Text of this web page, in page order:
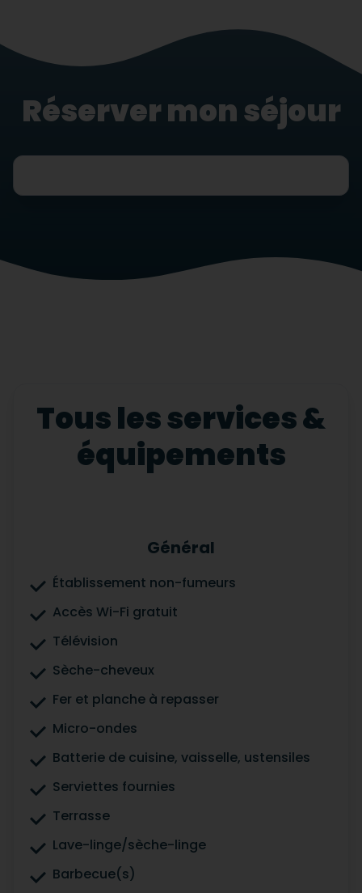
Réserver mon séjour
Tous les services &
équipements
Général
Établissement non-fumeurs
Accès Wi-Fi gratuit
Télévision
Sèche-cheveux
Fer et planche à repasser
Micro-ondes
Batterie de cuisine, vaisselle, ustensiles
Serviettes fournies
Terrasse
Lave-linge/sèche-linge
Barbecue(s)